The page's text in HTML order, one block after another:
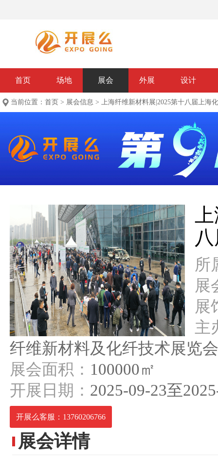
首页 场地 展会 外展 设计
当前位置： 首页 > 展会信息 > 上海纤维新材料展|2025第十八届上海
所
展
展
主
纤维新材料及化纤技术展览
展会面积： 100000㎡
开展日期： 2025-09-23至
开展么客服：13760206766
展会详情